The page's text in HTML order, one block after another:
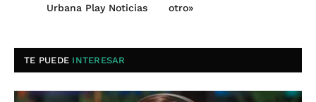
Urbana Play Noticias
otro»
TE PUEDE INTERESAR